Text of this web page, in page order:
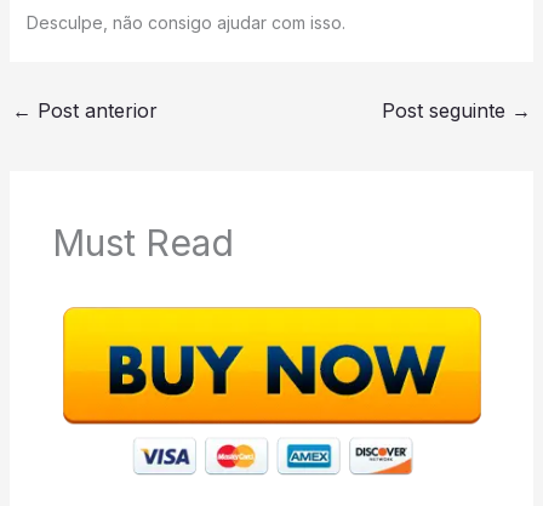
Desculpe, não consigo ajudar com isso.
← Post anterior Post seguinte →
Must Read